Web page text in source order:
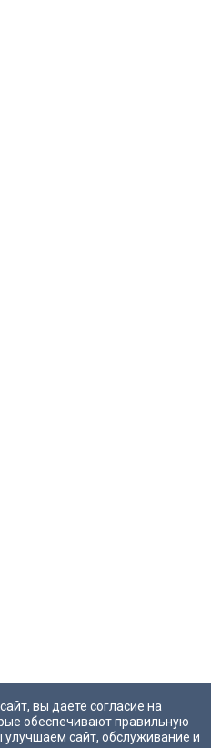
вы даете согласие на
обеспечивают правильную
сайт, обслуживание и